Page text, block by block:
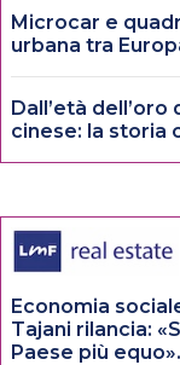
Microcar e
urbana tra
Dall’età
cinese: la storia
Economia
Tajani rilancia:
Paese più equo».